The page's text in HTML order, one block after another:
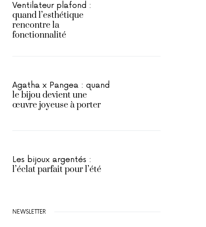
Ventilateur plafond :
quand l’esthétique
rencontre la
fonctionnalité
Agatha x Pangea : quand
le bijou devient une
œuvre joyeuse à porter
Les bijoux argentés :
l’éclat parfait pour l’été
NEWSLETTER